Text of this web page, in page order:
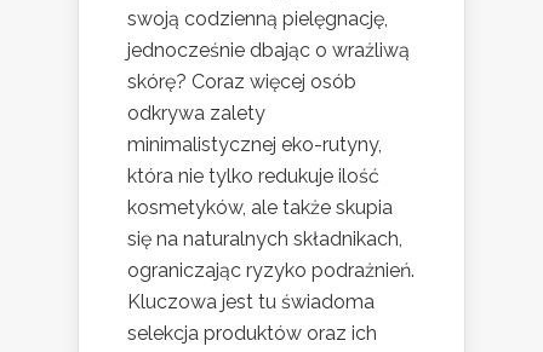
swoją codzienną pielęgnację,
jednocześnie dbając o wrażliwą
skórę? Coraz więcej osób
odkrywa zalety
minimalistycznej eko-rutyny,
która nie tylko redukuje ilość
kosmetyków, ale także skupia
się na naturalnych składnikach,
ograniczając ryzyko podrażnień.
Kluczowa jest tu świadoma
selekcja produktów oraz ich